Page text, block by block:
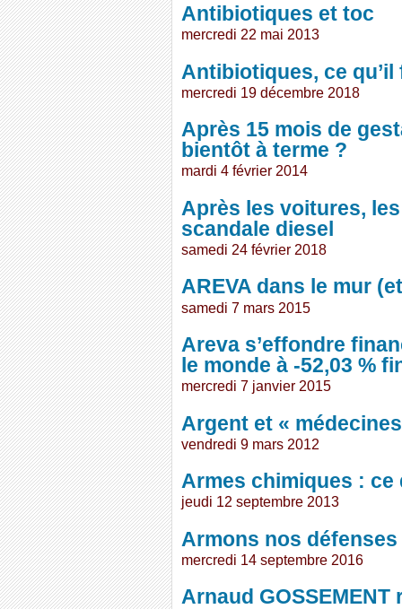
Antibiotiques et toc
mercredi 22 mai 2013
Antibiotiques, ce qu’il
mercredi 19 décembre 2018
Après 15 mois de
bientôt à terme ?
mardi 4 février 2014
Après les voitures,
scandale diesel
samedi 24 février 2018
AREVA dans le mur
samedi 7 mars 2015
Areva s’effondre
le monde à -52,03 %
mercredi 7 janvier 2015
Argent et «
vendredi 9 mars 2012
Armes chimiques : ce
jeudi 12 septembre 2013
Armons nos
mercredi 14 septembre 2016
Arnaud GOSSEMENT